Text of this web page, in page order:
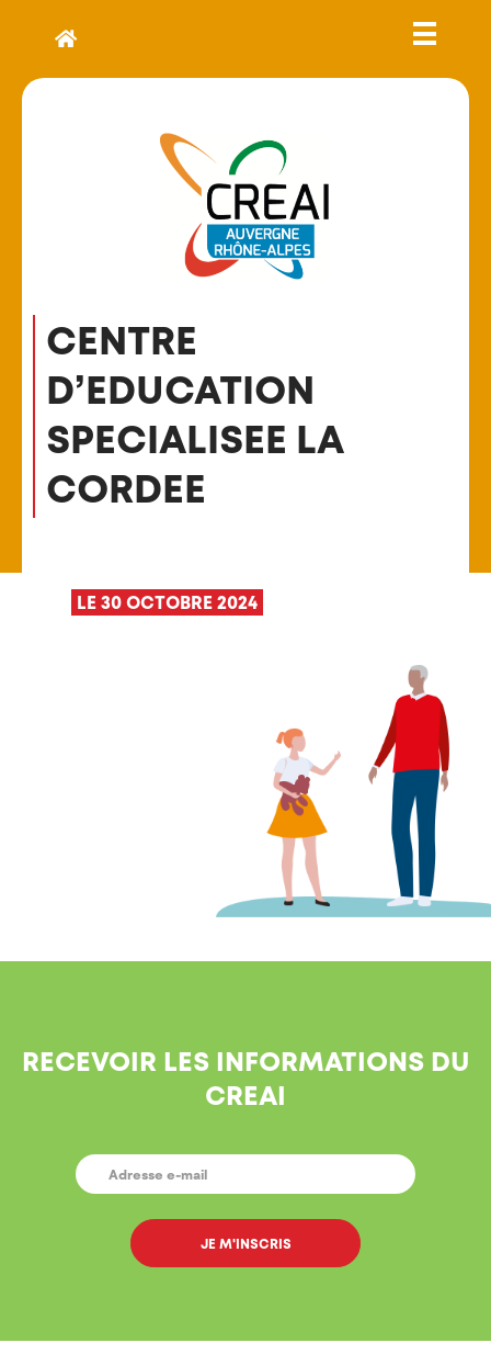
CENTRE
D’EDUCATION
SPECIALISEE LA
CORDEE
LE 30 OCTOBRE 2024
RECEVOIR LES INFORMATIONS DU
CREAI
E-
MAIL *